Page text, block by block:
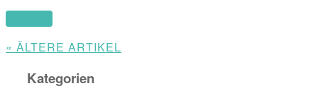
« ÄLTERE ARTIKEL
Kategorien